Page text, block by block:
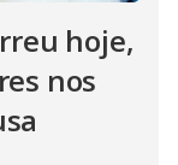
hoje,
nos